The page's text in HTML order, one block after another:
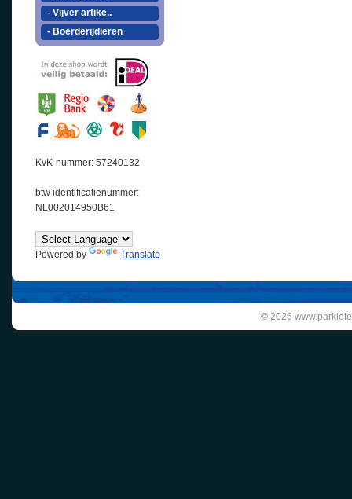
- Vijver artike..
- Boerderijdieren
KvK-nummer: 57240132
btw identificatienummer:
NL002014950B61
Powered by Translate
© 2026